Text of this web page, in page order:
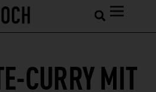
CURRY MIT